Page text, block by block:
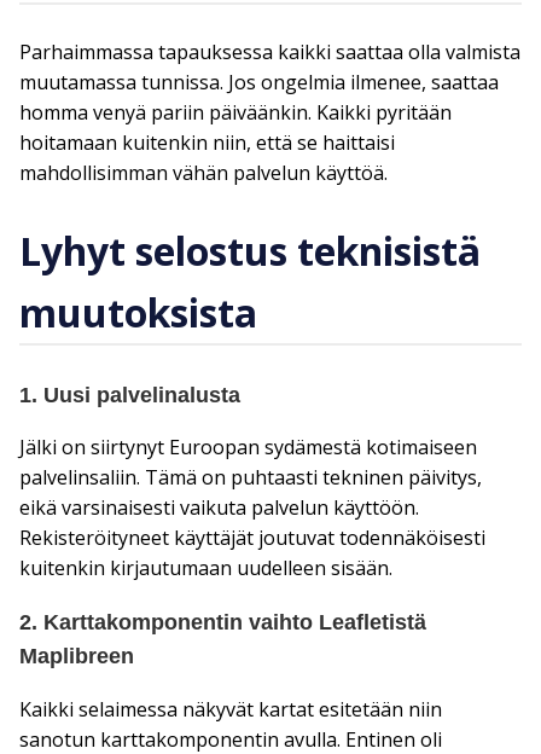
Parhaimmassa tapauksessa kaikki saattaa olla valmista
muutamassa tunnissa. Jos ongelmia ilmenee, saattaa
homma venyä pariin päiväänkin. Kaikki pyritään
hoitamaan kuitenkin niin, että se haittaisi
mahdollisimman vähän palvelun käyttöä.
Lyhyt selostus teknisistä
muutoksista
1. Uusi palvelinalusta
Jälki on siirtynyt Euroopan sydämestä kotimaiseen
palvelinsaliin. Tämä on puhtaasti tekninen päivitys,
eikä varsinaisesti vaikuta palvelun käyttöön.
Rekisteröityneet käyttäjät joutuvat todennäköisesti
kuitenkin kirjautumaan uudelleen sisään.
2. Karttakomponentin vaihto Leafletistä
Maplibreen
Kaikki selaimessa näkyvät kartat esitetään niin
sanotun karttakomponentin avulla. Entinen oli